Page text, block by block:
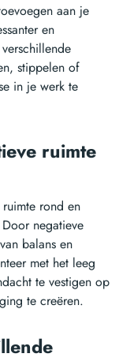
aan je
en
stippelen of
in je werk te
ruimte
rond en
negatieve
balans en
met het leeg
te vestigen op
te creëren.